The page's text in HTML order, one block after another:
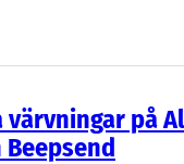
värvningar på
Beepsend